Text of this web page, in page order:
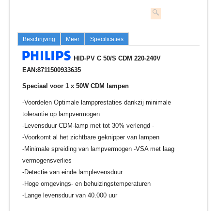
Beschrijving Meer Specificaties
HID-PV C 50/S CDM 220-240V
EAN:8711500933635
Speciaal voor 1 x 50W CDM lampen
-Voordelen Optimale lampprestaties dankzij minimale
tolerantie op lampvermogen
-Levensduur CDM-lamp met tot 30% verlengd -
-Voorkomt al het zichtbare geknipper van lampen
-Minimale spreiding van lampvermogen -VSA met laag
vermogensverlies
-Detectie van einde lamplevensduur
-Hoge omgevings- en behuizingstemperaturen
-Lange levensduur van 40.000 uur